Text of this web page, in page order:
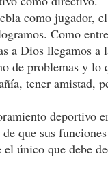
como jugador,
Como
a Dios llegamos
de problemas y lo
tener amistad,
deportivo
que sus
único que debe